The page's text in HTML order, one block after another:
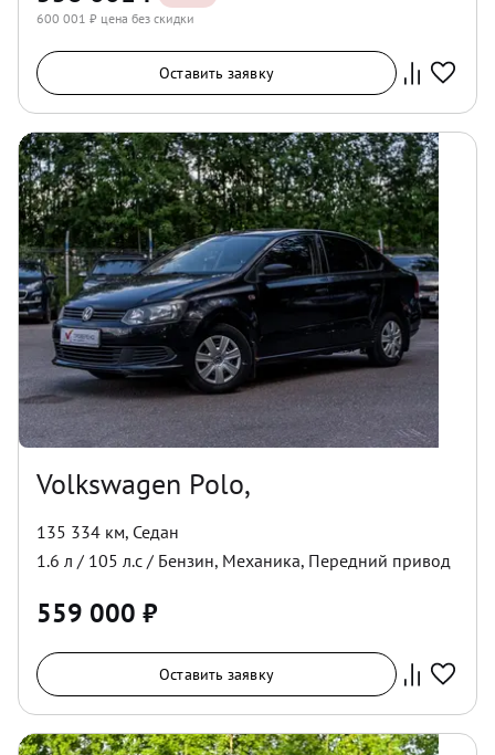
600 001 ₽ цена без скидки
Оставить заявку
Volkswagen Polo,
135 334 км, Седан
1.6 л / 105 л.с / Бензин, Механика, Передний привод
559 000 ₽
Оставить заявку